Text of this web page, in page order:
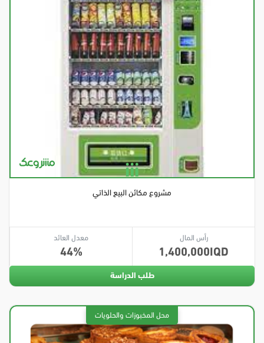
مشروع مكائن البيع الذاتي
رأس المال
1,400,000
معدل العائد
44
طلب الدراسة